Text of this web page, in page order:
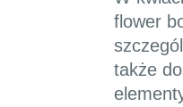
flower
także